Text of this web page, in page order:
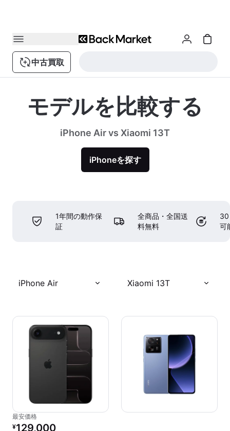
中古買取
モデルを比較する
iPhone Air vs Xiaomi 13T
iPhoneを探す
1年間の動作保
証
全商品・全国送
料無料
30
可
iPhone Air Xiaomi 13T
最安価格
リファービッシュ品の価格：
¥129,000